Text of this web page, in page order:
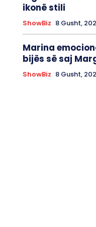
ikonë stili
ShowBiz 8 Gusht,
Marina
bijës së saj
ShowBiz 8 Gusht,